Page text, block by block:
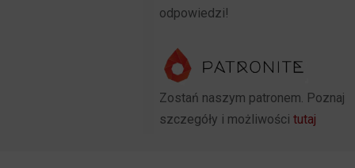
odpowiedzi!
Zostań naszym patronem. Poznaj
szczegóły i możliwości tutaj